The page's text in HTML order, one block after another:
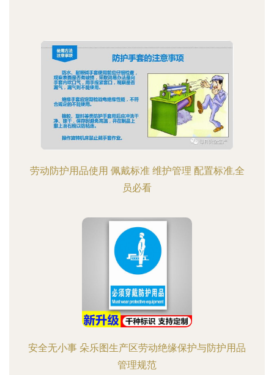
劳动防护用品使用 佩戴标准 维护管理 配置标准,全
员必看
安全无小事 朵乐图生产区劳动绝缘保护与防护用品
管理规范